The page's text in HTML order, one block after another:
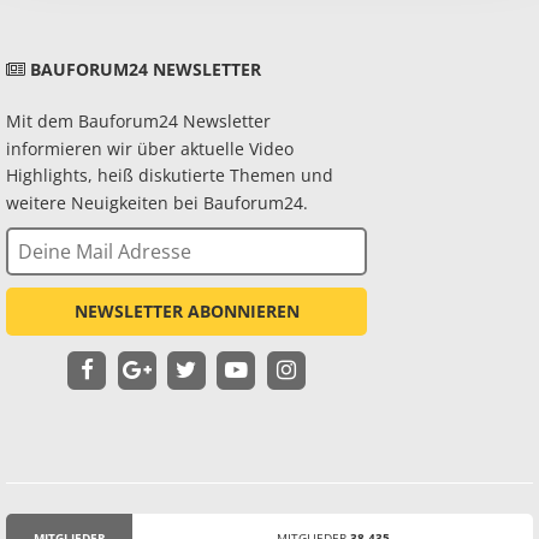
BAUFORUM24 NEWSLETTER
Mit dem Bauforum24 Newsletter
informieren wir über aktuelle Video
Highlights, heiß diskutierte Themen und
weitere Neuigkeiten bei Bauforum24.
NEWSLETTER ABONNIEREN